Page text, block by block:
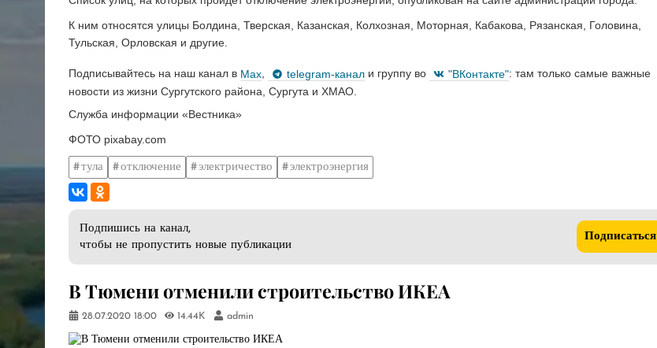
К ним относятся улицы Болдина, Тверская, Казанская, Колхозная, Моторная, Кабакова, Рязанская, Головина,
Тульская, Орловская и другие.
Подписывайтесь на наш канал в Max, telegram-канал и группу во "ВКонтакте": там только самые важные
новости из жизни Сургутского района, Сургута и ХМАО.
Служба информации «Вестника»
ФОТО pixabay.com
тула отключение электричество электроэнергия
Подпишись на канал,
чтобы не пропустить новые публикации
Подписаться
В Тюмени отменили строительство ИКЕА
28.07.2020 18:00 14.44K admin